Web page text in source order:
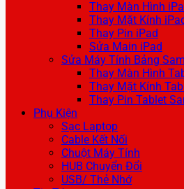
Thay Màn Hình
Thay Mặt Kính
Thay Pin iPad
Sửa Main iPad
Sửa Máy Tính Bảng
Thay Màn Hình
Thay Mặt Kính
Thay Pin Tablet
Phụ Kiện
Sạc Laptop
Cable Kết Nối
Chuột Máy Tính
HUB Chuyển Đổi
USB/ Thẻ Nhớ